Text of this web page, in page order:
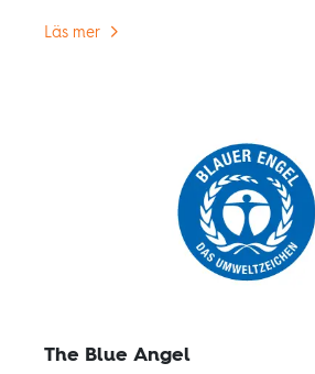
Råvaruförädling, bearbetning och
Läs mer
The Blue Angel